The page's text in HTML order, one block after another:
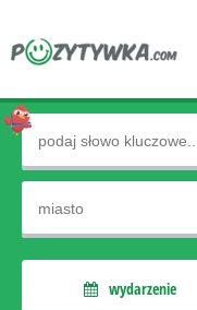
wydarzenie